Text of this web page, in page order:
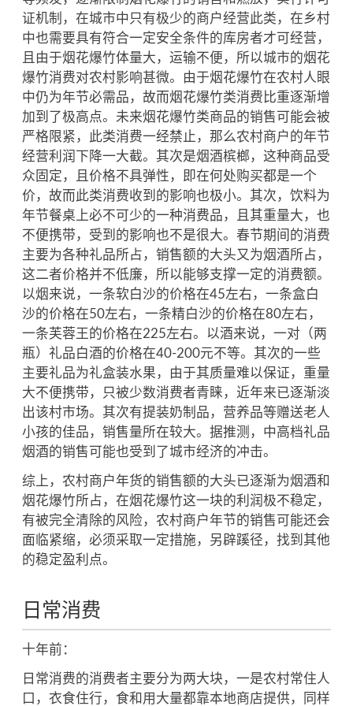
证机制，在城市中只有极少的商户经营此类，在乡村
中也需要具有符合一定安全条件的库房者才可经营，
且由于烟花爆竹体量大，运输不便，所以城市的烟花
爆竹消费对农村影响甚微。由于烟花爆竹在农村人眼
中仍为年节必需品，故而烟花爆竹类消费比重逐渐增
加到了极高点。未来烟花爆竹类商品的销售可能会被
严格限紧，此类消费一经禁止，那么农村商户的年节
经营利润下降一大截。其次是烟酒槟榔，这种商品受
众固定，且价格不具弹性，即在何处购买都是一个
价，故而此类消费收到的影响也极小。其次，饮料为
年节餐桌上必不可少的一种消费品，且其重量大，也
不便携带，受到的影响也不是很大。春节期间的消费
主要为各种礼品所占，销售额的大头又为烟酒所占，
这二者价格并不低廉，所以能够支撑一定的消费额。
以烟来说，一条软白沙的价格在45左右，一条盒白
沙的价格在50左右，一条精白沙的价格在80左右，
一条芙蓉王的价格在225左右。以酒来说，一对（两
瓶）礼品白酒的价格在40-200元不等。其次的一些
主要礼品为礼盒装水果，由于其质量难以保证，重量
大不便携带，只被少数消费者青睐，近年来已逐渐淡
出该村市场。其次有提装奶制品，营养品等赠送老人
小孩的佳品，销售量所在较大。据推测，中高档礼品
烟酒的销售可能也受到了城市经济的冲击。
综上，农村商户年货的销售额的大头已逐渐为烟酒和
烟花爆竹所占，在烟花爆竹这一块的利润极不稳定，
有被完全清除的风险，农村商户年节的销售可能还会
面临紧缩，必须采取一定措施，另辟蹊径，找到其他
的稳定盈利点。
日常消费
十年前：
日常消费的消费者主要分为两大块，一是农村常住人
口，衣食住行，食和用大量都靠本地商店提供，同样